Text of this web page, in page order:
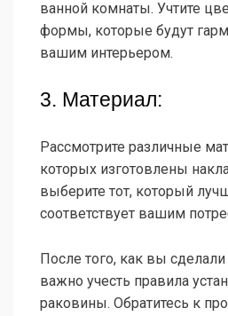
ванной комнаты. Учтите
формы, которые будут
вашим интерьером.
3. Материал:
Рассмотрите различные
которых изготовлены
выберите тот, который
соответствует вашим
После того, как вы
важно учесть правила
раковины. Обратитесь к